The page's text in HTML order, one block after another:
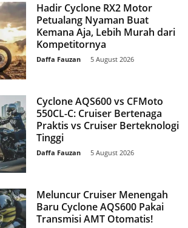
Hadir Cyclone RX2 Motor
Petualang Nyaman Buat
Kemana Aja, Lebih Murah dari
Kompetitornya
Daffa Fauzan 5 August 2026
Cyclone AQS600 vs CFMoto
550CL-C: Cruiser Bertenaga
Praktis vs Cruiser Berteknologi
Tinggi
Daffa Fauzan 5 August 2026
Meluncur Cruiser Menengah
Baru Cyclone AQS600 Pakai
Transmisi AMT Otomatis!